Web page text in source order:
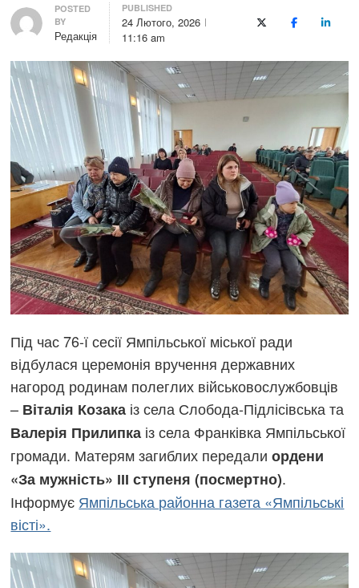
Author
POSTED
BY
Редакція
PUBLISHED
24 Лютого, 2026
11:16 am
X (Twitter)Facebook
Під час 76-ї сесії Ямпільської міської ради
відбулася церемонія вручення державних
нагород родинам полеглих військовослужбовців
– Віталія Козака із села Слобода-Підлісівська та
Валерія Прилипка із села Франківка Ямпільської
громади. Матерям загиблих передалиордени
«За мужність» ІІІ ступеня (посмертно).
Інформує Ямпільська районна газета «Ямпільські
вісті».